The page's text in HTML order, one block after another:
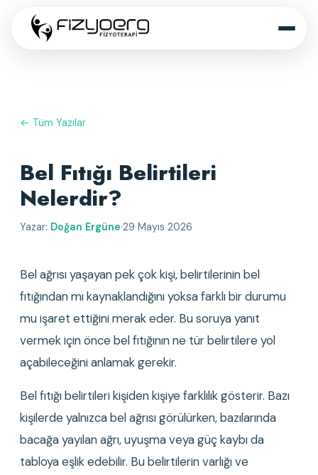
← Tüm Yazılar
Bel Fıtığı Belirtileri
Nelerdir?
Yazar: Doğan Ergüne·29 Mayıs 2026
Bel ağrısı yaşayan pek çok kişi, belirtilerinin bel
fıtığından mı kaynaklandığını yoksa farklı bir durumu
mu işaret ettiğini merak eder. Bu soruya yanıt
vermek için önce bel fıtığının ne tür belirtilere yol
açabileceğini anlamak gerekir.
Bel fıtığı belirtileri kişiden kişiye farklılık gösterir. Bazı
kişilerde yalnızca bel ağrısı görülürken, bazılarında
bacağa yayılan ağrı, uyuşma veya güç kaybı da
tabloya eşlik edebilir. Bu belirtilerin varlığı ve